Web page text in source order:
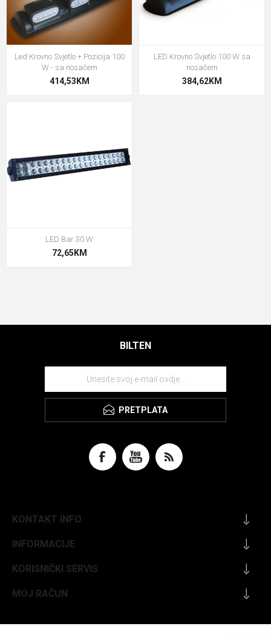
Led Krovno Svjetlo + Pozicija 100
W - sa nosačem
414,53KM
LED Krovno Svjetlo 100 W sa
nosačem
384,62KM
LED Bar 30 W
72,65KM
BILTEN
PRETPLATA
KONTAKT INFO
INFORMACIJE
KORISNIČKI SERVIS
MOJ RAČUN